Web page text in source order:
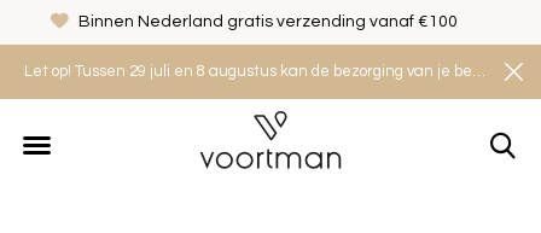
Let op! Tussen 29 juli en 8 augustus kan de bezorging van je bestelling iets langer duren. Houd rekening met een levertijd van 2 tot 4 werkdagen.
Binnen Nederland gratis verzending vanaf €100